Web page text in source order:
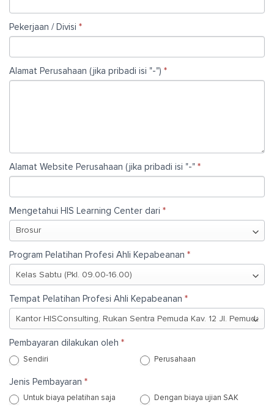
Pekerjaan / Divisi *
Alamat Perusahaan (jika pribadi isi "-") *
Alamat Website Perusahaan (jika pribadi isi "-" *
Mengetahui HIS Learning Center dari *
HIS
Learning
dari
Program Pelatihan Profesi Ahli Kepabeanan *
Tempat Pelatihan Profesi Ahli Kepabeanan *
Pembayaran dilakukan oleh *
Sendiri Perusahaan
Jenis Pembayaran *
Untuk biaya pelatihan saja Dengan biaya ujian SAK